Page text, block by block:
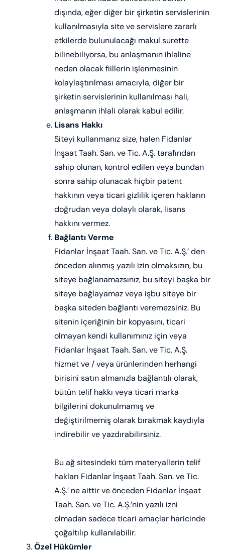
dışında, eğer diğer bir şirketin servislerinin
kullanılmasıyla site ve servislere zararlı
etkilerde bulunulacağı makul surette
bilinebiliyorsa, bu anlaşmanın ihlaline
neden olacak fiillerin işlenmesinin
kolaylaştırılması amacıyla, diğer bir
şirketin servislerinin kullanılması hali,
anlaşmanın ihlali olarak kabul edilir.
Lisans Hakkı
Siteyi kullanmanız size, halen Fidanlar
İnşaat Taah. San. ve Tic. A.Ş. tarafından
sahip olunan, kontrol edilen veya bundan
sonra sahip olunacak hiçbir patent
hakkının veya ticari gizlilik içeren hakların
doğrudan veya dolaylı olarak, lisans
hakkını vermez.
Bağlantı Verme
Fidanlar İnşaat Taah. San. ve Tic. A.Ş.’ den
önceden alınmış yazılı izin olmaksızın, bu
siteye bağlanamazsınız, bu siteyi başka bir
siteye bağlayamaz veya işbu siteye bir
başka siteden bağlantı veremezsiniz. Bu
sitenin içeriğinin bir kopyasını, ticari
olmayan kendi kullanımınız için veya
Fidanlar İnşaat Taah. San. ve Tic. A.Ş.
hizmet ve / veya ürünlerinden herhangi
birisini satın almanızla bağlantılı olarak,
bütün telif hakkı veya ticari marka
bilgilerini dokunulmamış ve
değiştirilmemiş olarak bırakmak kaydıyla
indirebilir ve yazdırabilirsiniz.
Bu ağ sitesindeki tüm materyallerin telif
hakları Fidanlar İnşaat Taah. San. ve Tic.
A.Ş.’ ne aittir ve önceden Fidanlar İnşaat
Taah. San. ve Tic. A.Ş.’nin yazılı izni
olmadan sadece ticari amaçlar haricinde
çoğaltılıp kullanılabilir.
Özel Hükümler